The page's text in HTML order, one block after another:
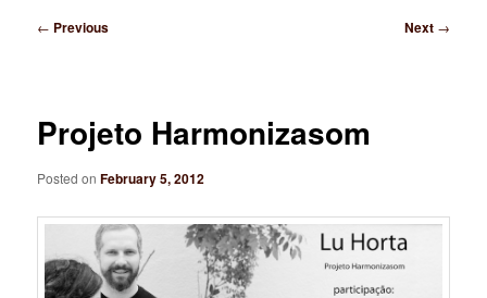
Post
← Previous Next →
Projeto Harmonizasom
Posted onFebruary 5, 2012